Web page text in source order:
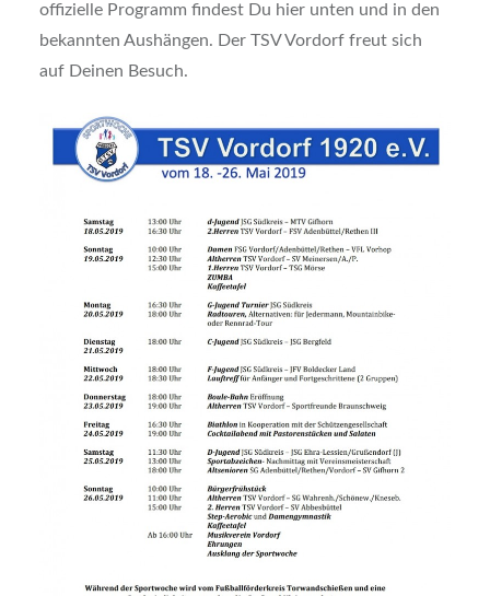
offizielle Programm findest Du hier unten und in den
bekannten Aushängen. Der TSV Vordorf freut sich
auf Deinen Besuch.